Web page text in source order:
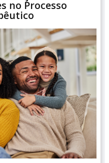
no Processo